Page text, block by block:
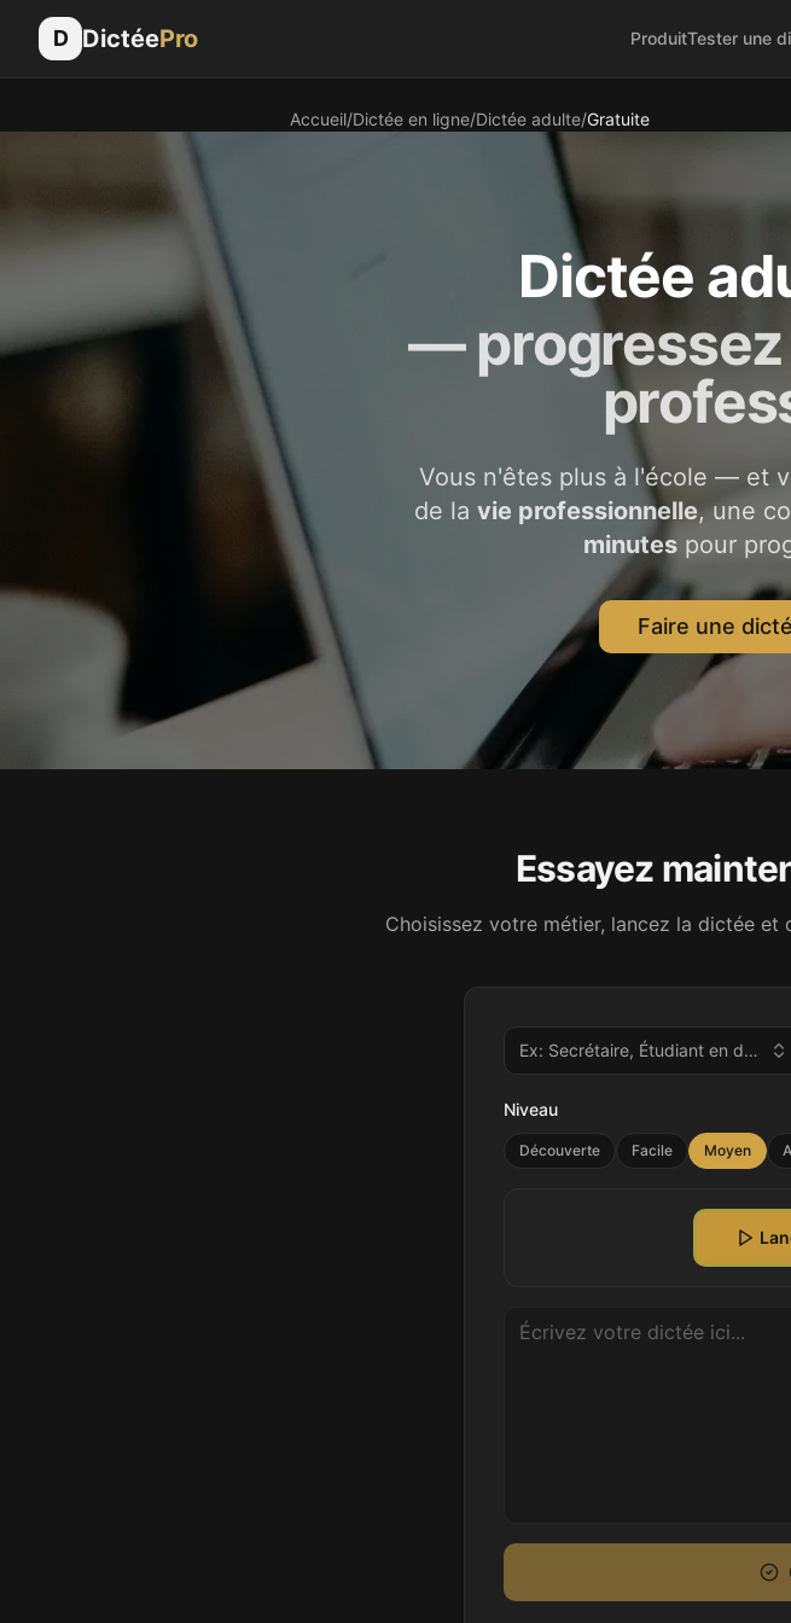
D DictéePro ProduitTester une
Accueil/Dictée en ligne/Dictée adulte/Gratuite
Dictée
—
Vous n'êtes plus à l'école — et
de la vie professionnelle, une
minutes pour
Faire une
Essayez
Choisissez votre métier, lancez la dictée et
Niveau
Découverte Facile Moyen